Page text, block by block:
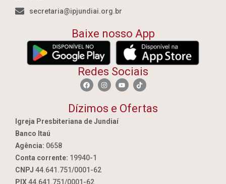
secretaria@ipjundiai.org.br
Baixe nosso App
Redes Sociais
Dízimos e Ofertas
Igreja Presbiteriana de Jundiaí
Banco Itaú
Agência: 0658
Conta corrente: 19940-1
CNPJ 44.641.751/0001-62
PIX44.641.751/0001-62